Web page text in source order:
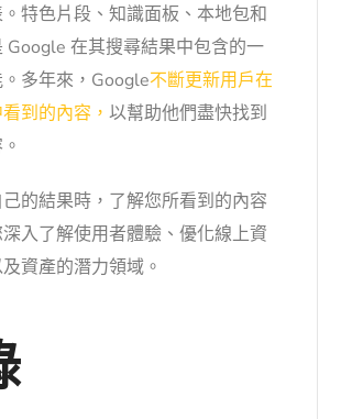
特色片段、知識面板、本地包和
Google 在其搜尋結果中包含的一
多年來，Google不斷更新用戶在
到的內容， 以幫助他們盡快找到
的結果時，了解您所看到的內容
入了解使用者體驗、優化線上資
資產的潛力領域。